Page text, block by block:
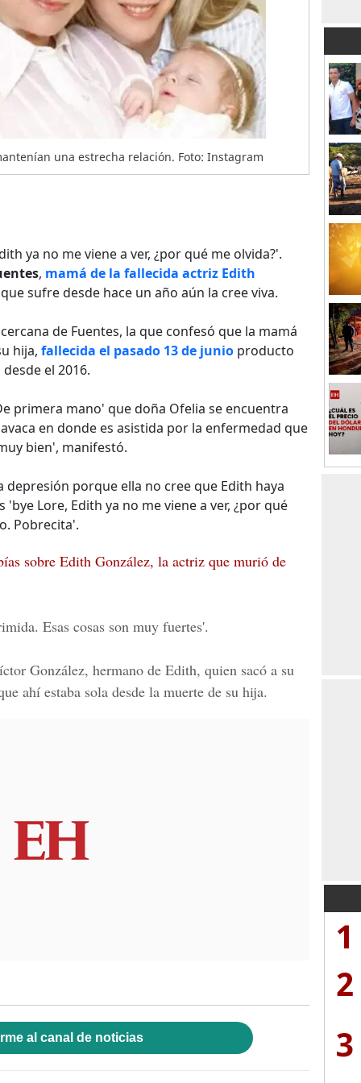
una estrecha relación. Foto: Instagram
ya no me viene a ver, ¿por qué me olvida?'.
, mamá de la fallecida actriz Edith
sufre desde hace un año aún la cree viva.
de Fuentes, la que confesó que la mamá
hija, fallecida el pasado 13 de junio producto
el 2016.
primera mano' que doña Ofelia se encuentra
en donde es asistida por la enfermedad que
bien', manifestó.
porque ella no cree que Edith haya
Lore, Edith ya no me viene a ver, ¿por qué
Pobrecita'.
sobre Edith González, la actriz que murió de
Esas cosas son muy fuertes'.
González, hermano de Edith, quien sacó a su
ahí estaba sola desde la muerte de su hija.
al canal de noticias
1
2
3